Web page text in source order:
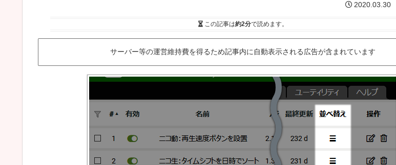
2020.03.30
この記事は約2分で読めます。
サーバー等の運営維持費を得るため記事内に自動表示される広告が含まれています